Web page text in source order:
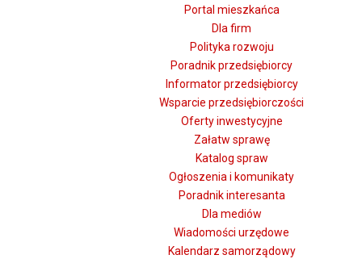
Portal mieszkańca
Dla firm
Polityka rozwoju
Poradnik przedsiębiorcy
Informator przedsiębiorcy
Wsparcie przedsiębiorczości
Oferty inwestycyjne
Załatw sprawę
Katalog spraw
Ogłoszenia i komunikaty
Poradnik interesanta
Dla mediów
Wiadomości urzędowe
Kalendarz samorządowy